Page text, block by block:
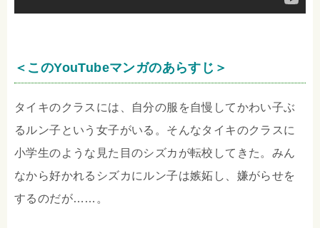
＜このYouTubeマンガのあらすじ＞
タイキのクラスには、自分の服を自慢してかわい子ぶ
るルン子という女子がいる。そんなタイキのクラスに
小学生のような見た目のシズカが転校してきた。みん
なから好かれるシズカにルン子は嫉妬し、嫌がらせを
するのだが……。